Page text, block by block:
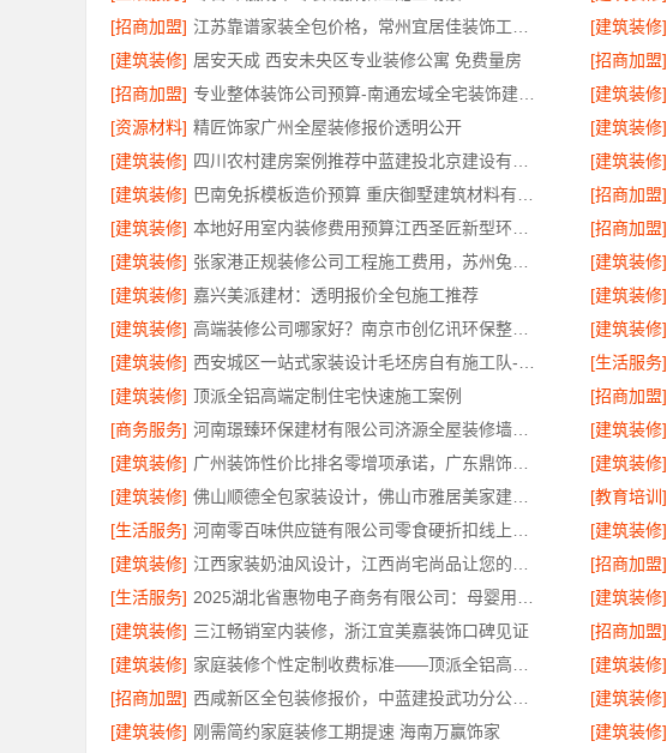
[招商加盟]
[建筑装修]
[建筑装修] 居安天成 西安未央区专业装修公寓 免费量房 [招商加盟]
[招商加盟]
[建筑装修]
[资源材料] 精匠饰家广州全屋装修报价透明公开 [建筑装修]
[建筑装修]
[建筑装修]
[建筑装修]
[招商加盟]
[建筑装修]
[招商加盟]
[建筑装修]
[建筑装修]
[建筑装修] 嘉兴美派建材：透明报价全包施工推荐 [建筑装修]
[建筑装修]
[建筑装修]
[建筑装修]
[生活服务]
[建筑装修] 顶派全铝高端定制住宅快速施工案例 [招商加盟]
[商务服务]
[建筑装修]
[建筑装修]
[建筑装修]
[建筑装修]
[教育培训]
[生活服务]
[建筑装修]
[建筑装修]
[招商加盟]
[生活服务]
[建筑装修]
[建筑装修] 三江畅销室内装修，浙江宜美嘉装饰口碑见证 [招商加盟]
[建筑装修]
[建筑装修]
[招商加盟]
[建筑装修]
[建筑装修] 刚需简约家庭装修工期提速 海南万赢饰家 [建筑装修]